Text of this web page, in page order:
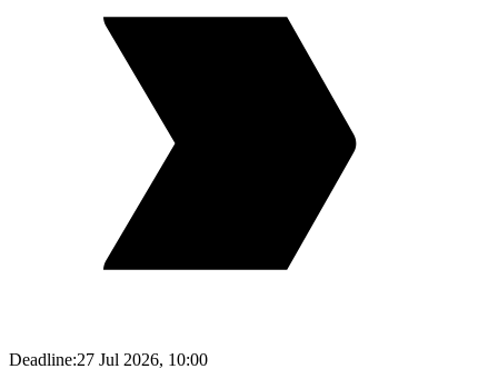
Deadline:27 Jul 2026, 10:00